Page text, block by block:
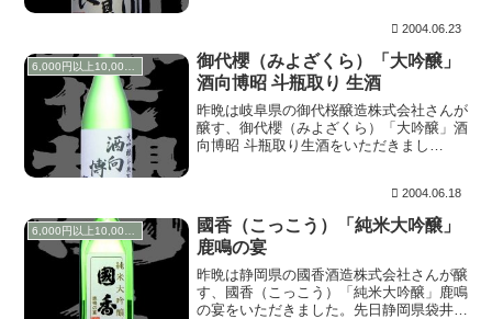
気に触れることでやや落ち着きを見せる
が、非常に元気なお...
2004.06.23
御代櫻（みよざくら）「大吟醸」
酒向博昭 斗瓶取り 生酒
昨晩は岐阜県の御代桜醸造株式会社さんが
醸す、御代櫻（みよざくら）「大吟醸」酒
向博昭 斗瓶取り生酒をいただきまし
を感じ、爽やかな柑橘系を思わせる含み香
がアクセントを加え...
2004.06.18
國香（こっこう）「純米大吟醸」
鹿鳴の宴
昨晩は静岡県の國香酒造株式会社さんが醸
す、國香（こっこう）「純米大吟醸」鹿鳴
の宴をいただきました。先日静岡県袋井市